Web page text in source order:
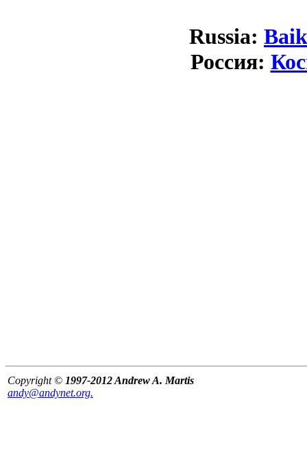
Russia:
Россия:
Copyright © 1997-2012 Andrew A. Martis
andy@andynet.org.